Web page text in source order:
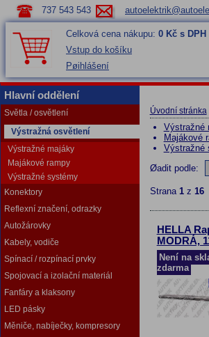
737 543 543
Celková cena nákupu: 0 Kč s DPH
Vstup do košíku
Pøihlášení
Hlavní oddělení
Světla / osvětlení
Výstražná osvětlení
Výstražné majáky
Majákové rampy
Výstražné systémy
Konektory
Reflexní značení, odrazky
Autožárovky
Kabely, vodiče
Spínací / rozpínací prvky
Spojovací a izolační materiál
Fanfáry a klaksony
LED pásky
Měniče, nabíječky, kompresory
Úvodní stránka
Výstražné
Majákové
Výstražné
Øadit podle:
Strana 1z 16
HELLA
MODRÁ,
Není na
zdarma